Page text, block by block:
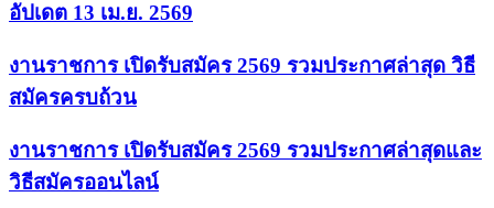
อัปเดต 13 เม.ย. 2569
งานราชการ เปิดรับสมัคร 2569 รวมประกาศล่าสุด วิธี
สมัครครบถ้วน
งานราชการ เปิดรับสมัคร 2569 รวมประกาศล่าสุดและ
วิธีสมัครออนไลน์